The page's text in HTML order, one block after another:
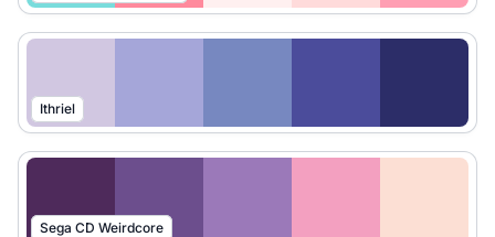
Ithriel
Sega CD Weirdcore